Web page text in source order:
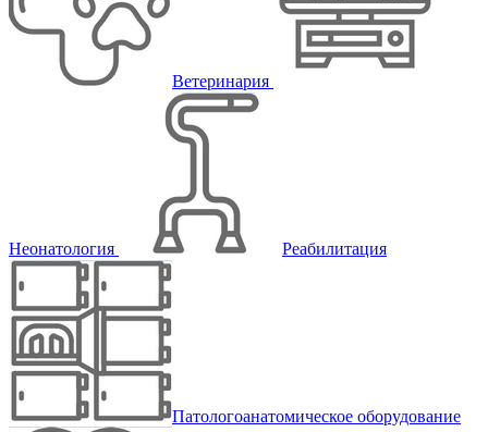
Ветеринария
Неонатология Реабилитация
Патологоанатомическое оборудование